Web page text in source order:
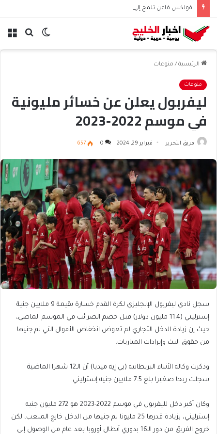
فولكس فاغن تلمح إلى تسريح 50 ألف موظف عالميًا
بحث الوضع
الرئيسية / منوعات
منوعات
ليفربول يعلن عن خسائر مليونية
في موسم 2022-2023
فريق التحرير فبراير 29, 2024 0
657
سجل نادي ليفربول الإنجليزي لكرة القدم خسارة بقيمة 9 ملايين جنية
إسترليني (11.4 مليون دولار) قبل خصم الضرائب في الموسم الماضي،
حيث إن زيادة الدخل التجاري لم تعوض انخفاض الأموال التي تم جنيها
من حقوق البث وإيرادات المباريات.
وذكرت وكالة الأنباء البريطانية (بي إيه ميديا) أن الـ12 شهرا الماضية
سجلت ربحا صغيرا بلغ 7.5 ملايين جنيه إسترليني.
وكان أكبر دخل لليفربول في موسم 2022-2023 هو 272 مليون جنيه
إسترليني، بزيادة قدرها 25 مليونا تم جنيها من الدخل خارج الملعب، لكن
خروج الفريق من دور الـ16 بدوري أبطال أوروبا بعد عام من الوصول إلى